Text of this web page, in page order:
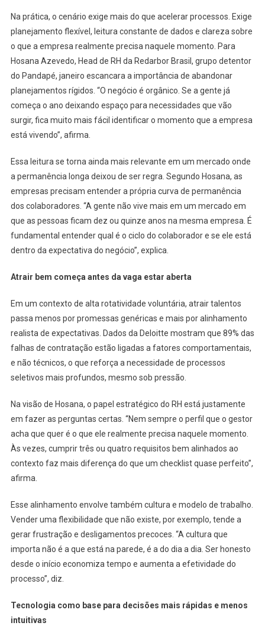
Na prática, o cenário exige mais do que acelerar processos. Exige
planejamento flexível, leitura constante de dados e clareza sobre
o que a empresa realmente precisa naquele momento. Para
Hosana Azevedo, Head de RH da Redarbor Brasil, grupo detentor
do Pandapé, janeiro escancara a importância de abandonar
planejamentos rígidos. “O negócio é orgânico. Se a gente já
começa o ano deixando espaço para necessidades que vão
surgir, fica muito mais fácil identificar o momento que a empresa
está vivendo”, afirma.
Essa leitura se torna ainda mais relevante em um mercado onde
a permanência longa deixou de ser regra. Segundo Hosana, as
empresas precisam entender a própria curva de permanência
dos colaboradores. “A gente não vive mais em um mercado em
que as pessoas ficam dez ou quinze anos na mesma empresa. É
fundamental entender qual é o ciclo do colaborador e se ele está
dentro da expectativa do negócio”, explica.
Atrair bem começa antes da vaga estar aberta
Em um contexto de alta rotatividade voluntária, atrair talentos
passa menos por promessas genéricas e mais por alinhamento
realista de expectativas. Dados da Deloitte mostram que 89% das
falhas de contratação estão ligadas a fatores comportamentais,
e não técnicos, o que reforça a necessidade de processos
seletivos mais profundos, mesmo sob pressão.
Na visão de Hosana, o papel estratégico do RH está justamente
em fazer as perguntas certas. “Nem sempre o perfil que o gestor
acha que quer é o que ele realmente precisa naquele momento.
Às vezes, cumprir três ou quatro requisitos bem alinhados ao
contexto faz mais diferença do que um checklist quase perfeito”,
afirma.
Esse alinhamento envolve também cultura e modelo de trabalho.
Vender uma flexibilidade que não existe, por exemplo, tende a
gerar frustração e desligamentos precoces. “A cultura que
importa não é a que está na parede, é a do dia a dia. Ser honesto
desde o início economiza tempo e aumenta a efetividade do
processo”, diz.
Tecnologia como base para decisões mais rápidas e menos
intuitivas